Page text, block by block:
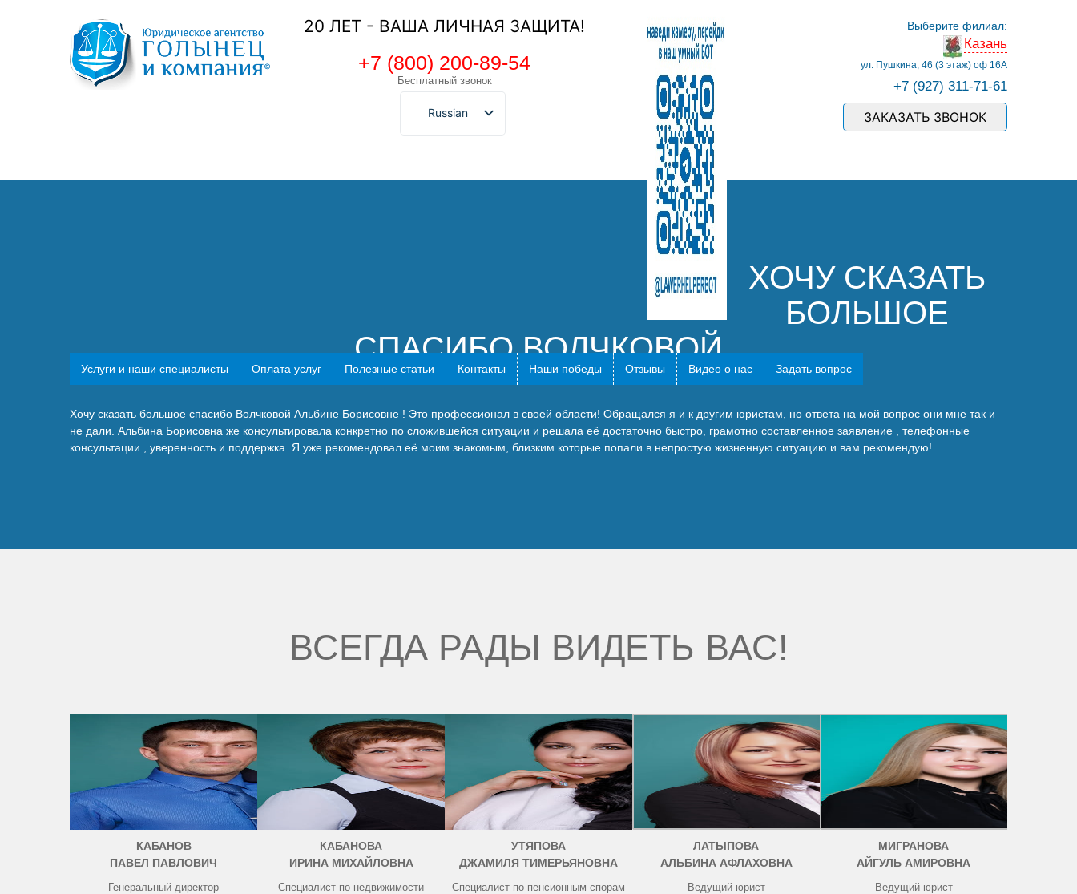
20 ЛЕТ - ВАША ЛИЧНАЯ ЗАЩИТА!
+7 (800) 200-89-54
Бесплатный звонок
Russian
Выберите филиал:
Казань
ул. Пушкина, 46 (3 этаж) оф 16А
+7 (927) 311-71-61
ЗАКАЗАТЬ ЗВОНОК
Услуги и наши специалисты Оплата услуг Полезные статьи Контакты Наши победы Отзывы Видео о нас Задать вопрос
ХОЧУ СКАЗАТЬ
БОЛЬШОЕ
СПАСИБО ВОЛЧКОВОЙ
Хочу сказать большое спасибо Волчковой Альбине Борисовне ! Это профессионал в своей области! Обращался я и к другим юристам, но ответа на мой вопрос они мне так и
не дали. Альбина Борисовна же консультировала конкретно по сложившейся ситуации и решала её достаточно быстро, грамотно составленное заявление , телефонные
консультации , уверенность и поддержка. Я уже рекомендовал её моим знакомым, близким которые попали в непростую жизненную ситуацию и вам рекомендую!
ВСЕГДА РАДЫ ВИДЕТЬ ВАС!
КАБАНОВ
ПАВЕЛ ПАВЛОВИЧ
Генеральный директор
КАБАНОВА
ИРИНА МИХАЙЛОВНА
Специалист по недвижимости
УТЯПОВА
ДЖАМИЛЯ ТИМЕРЬЯНОВНА
Специалист по пенсионным спорам
ЛАТЫПОВА
АЛЬБИНА АФЛАХОВНА
Ведущий юрист
МИГРАНОВА
АЙГУЛЬ АМИРОВНА
Ведущий юрист